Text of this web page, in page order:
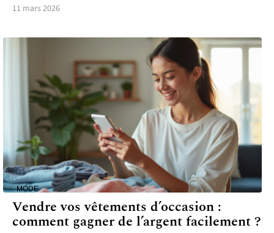
11 mars 2026
MODE
Vendre vos vêtements d’occasion :
comment gagner de l’argent facilement ?